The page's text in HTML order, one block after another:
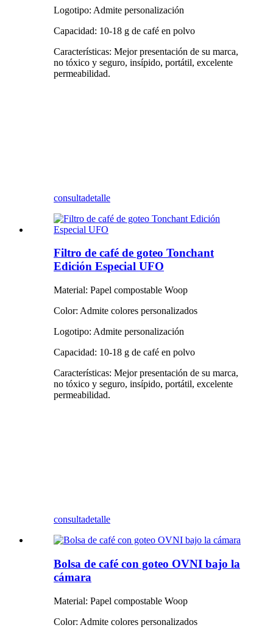
Logotipo: Admite personalización
Capacidad: 10-18 g de café en polvo
Características: Mejor presentación de su marca,
no tóxico y seguro, insípido, portátil, excelente
permeabilidad.
consultadetalle
Filtro de café de goteo Tonchant
Edición Especial UFO
Material: Papel compostable Woop
Color: Admite colores personalizados
Logotipo: Admite personalización
Capacidad: 10-18 g de café en polvo
Características: Mejor presentación de su marca,
no tóxico y seguro, insípido, portátil, excelente
permeabilidad.
consultadetalle
Bolsa de café con goteo OVNI bajo la
cámara
Material: Papel compostable Woop
Color: Admite colores personalizados